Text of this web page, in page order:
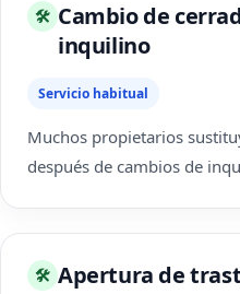
🛠 Cambio de
inquilino
Servicio habitual
Muchos propietarios
después de cambios de
🛠 Apertura de